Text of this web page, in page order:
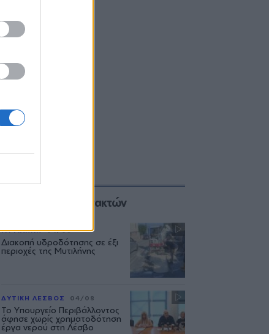
Επιλογές των Συντακτών
ΜΥΤΙΛΗΝΗ 04/08
Διακοπή υδροδότησης σε έξι
περιοχές της Μυτιλήνης
ΔΥΤΙΚΗ ΛΕΣΒΟΣ 04/08
Το Υπουργείο Περιβάλλοντος
άφησε χωρίς χρηματοδότηση
έργα νερού στη Λέσβο